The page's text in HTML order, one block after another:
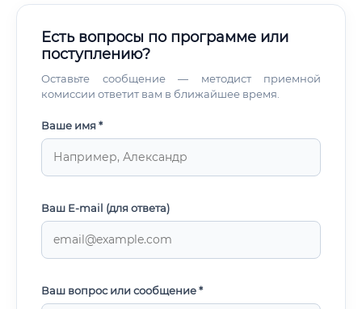
Есть вопросы по программе или
поступлению?
Оставьте сообщение — методист приемной
комиссии ответит вам в ближайшее время.
Ваше имя *
Ваш E-mail (для ответа)
Ваш вопрос или сообщение *